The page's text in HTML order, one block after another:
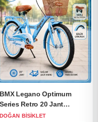
BMX Legano Optimum
Series Retro 20 Jant
Bisiklet Mavi - BMX 20 Jant
DOĞAN BISIKLET